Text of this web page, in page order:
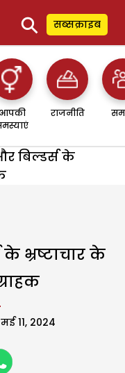
⚲ सब्सक्राइब
आपकी
राजनीति
बिल्डर्स के
भ्रष्टाचार के
मई 11, 2024